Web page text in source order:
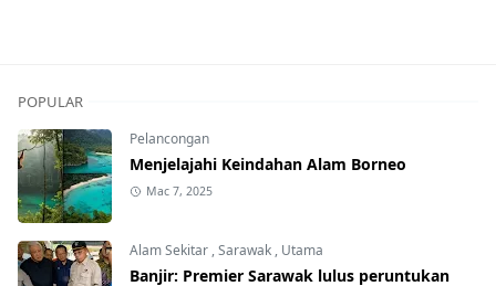
POPULAR
Pelancongan
Menjelajahi Keindahan Alam Borneo
Mac 7, 2025
Alam Sekitar ,Sarawak , Utama
Banjir: Premier Sarawak lulus peruntukan